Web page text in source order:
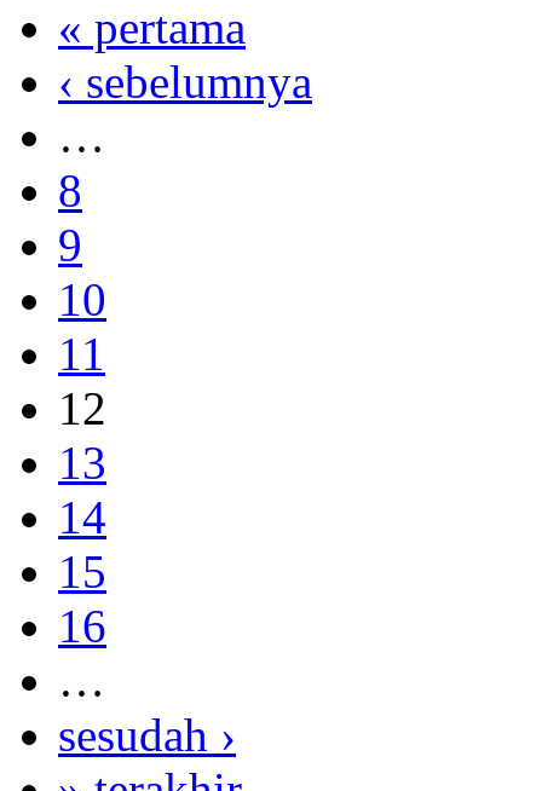
« pertama
‹ sebelumnya
…
8
9
10
11
12
13
14
15
16
…
sesudah ›